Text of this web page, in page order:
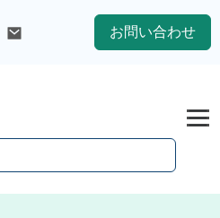
お問い合わせ